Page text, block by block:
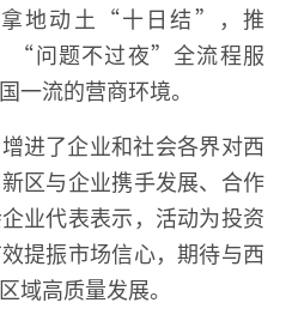
地动土“十日结”，推
问题不过夜”全流程服
一流的营商环境。
进了企业和社会各界对西
区与企业携手发展、合作
业代表表示，活动为投资
提振市场信心，期待与西
域高质量发展。